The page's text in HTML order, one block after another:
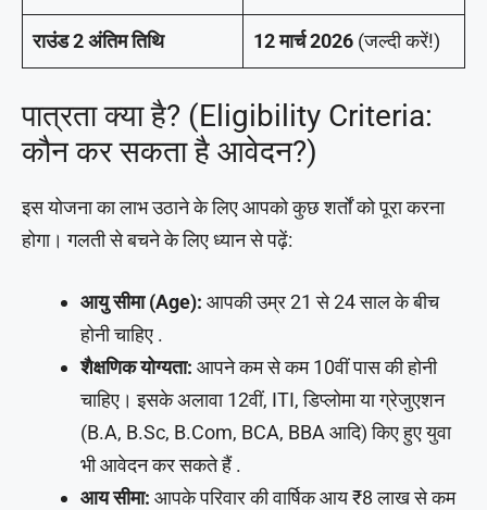
राउंड 2 अंतिम तिथि 12 मार्च 2026 (जल्दी करें!)
पात्रता क्या है? (Eligibility Criteria:
कौन कर सकता है आवेदन?)
इस योजना का लाभ उठाने के लिए आपको कुछ शर्तों को पूरा करना
होगा। गलती से बचने के लिए ध्यान से पढ़ें:
आयु सीमा (Age): आपकी उम्र 21 से 24 साल के बीच
होनी चाहिए .
शैक्षणिक योग्यता: आपने कम से कम 10वीं पास की होनी
चाहिए। इसके अलावा 12वीं, ITI, डिप्लोमा या ग्रेजुएशन
(B.A, B.Sc, B.Com, BCA, BBA आदि) किए हुए युवा
भी आवेदन कर सकते हैं .
आय सीमा: आपके परिवार की वार्षिक आय ₹8 लाख से कम